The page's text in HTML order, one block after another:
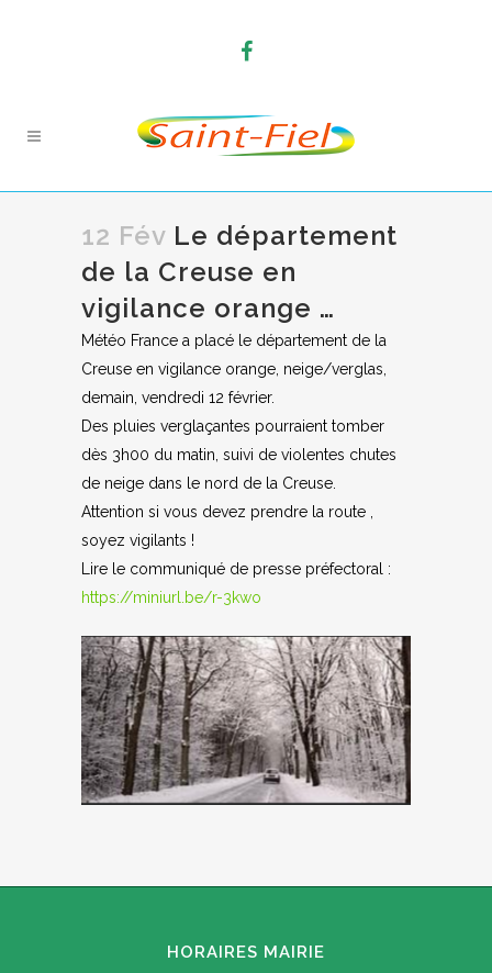
12 Fév Le département
de la Creuse en
vigilance orange …
Météo France a placé le département de la
Creuse en vigilance orange, neige/verglas,
demain, vendredi 12 février.
Des pluies verglaçantes pourraient tomber
dès 3h00 du matin, suivi de violentes chutes
de neige dans le nord de la Creuse.
Attention si vous devez prendre la route ,
soyez vigilants !
Lire le communiqué de presse préfectoral :
https://miniurl.be/r-3kwo
HORAIRES MAIRIE